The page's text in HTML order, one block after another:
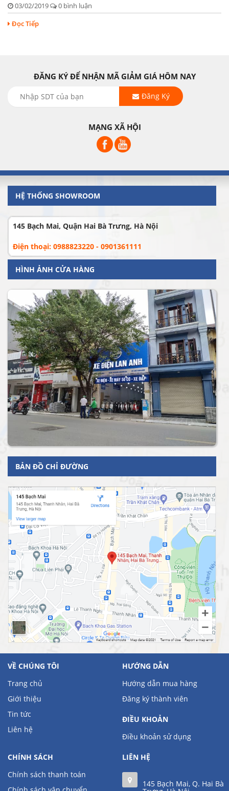
03/02/2019
0 bình luận
Đọc Tiếp
ĐĂNG KÝ ĐỂ NHẬN MÃ GIẢM GIÁ HÔM NAY
Đăng Ký
MẠNG XÃ HỘI
HỆ THỐNG SHOWROOM
145 Bạch Mai, Quận Hai Bà Trưng, Hà Nội
Điện thoại: 0988823220 - 0901361111
HÌNH ẢNH CỬA HÀNG
BẢN ĐỒ CHỈ ĐƯỜNG
VỀ CHÚNG TÔI
Trang chủ
Giới thiệu
Tin tức
Liên hệ
HƯỚNG DẪN
Hướng dẫn mua hàng
Đăng ký thành viên
ĐIỀU KHOẢN
Điều khoản sử dụng
CHÍNH SÁCH
Chính sách thanh toán
LIÊN HỆ
145 Bạch Mai, Q. Hai Bà